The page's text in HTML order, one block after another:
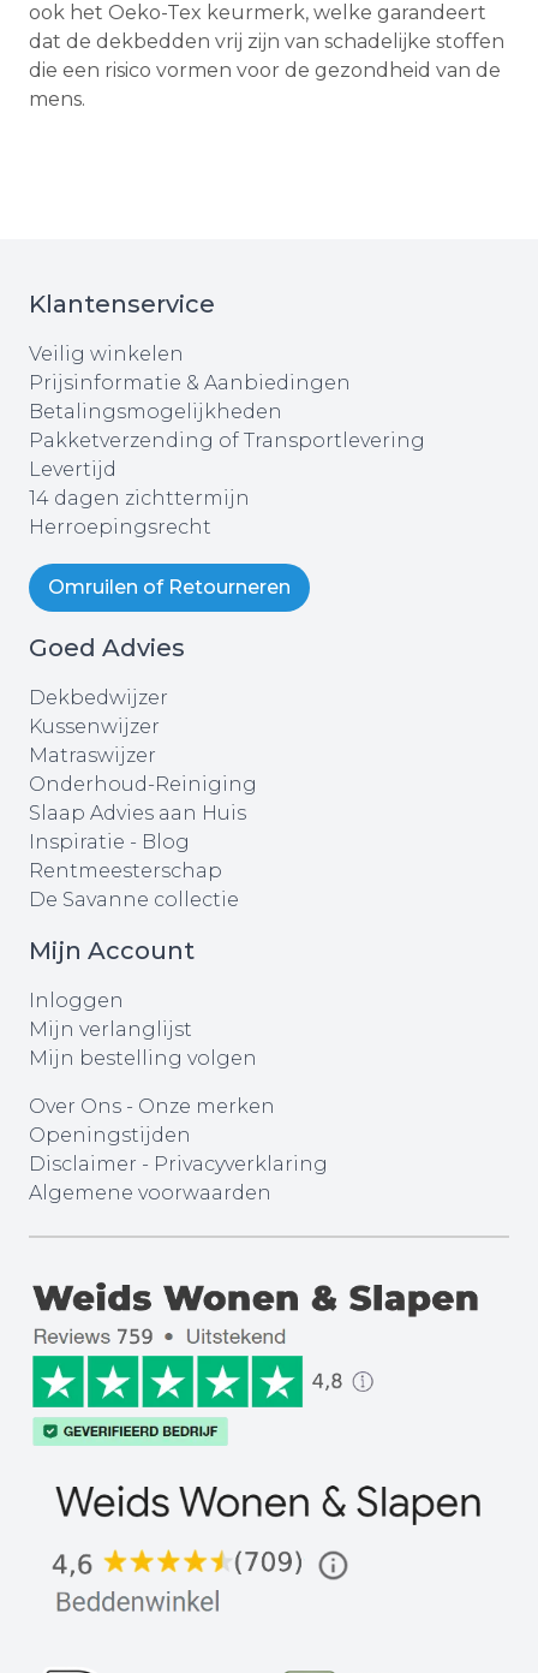
ook het Oeko-Tex keurmerk, welke garandeert
dat de dekbedden vrij zijn van schadelijke stoffen
die een risico vormen voor de gezondheid van de
mens.
Klantenservice
Veilig winkelen
Prijsinformatie & Aanbiedingen
Betalingsmogelijkheden
Pakketverzending of Transportlevering
Levertijd
14 dagen zichttermijn
Herroepingsrecht
Omruilen of Retourneren
Goed Advies
Dekbedwijzer
Kussenwijzer
Matraswijzer
Onderhoud-Reiniging
Slaap Advies aan Huis
Inspiratie - Blog
Rentmeesterschap
De Savanne collectie
Mijn Account
Inloggen
Mijn verlanglijst
Mijn bestelling volgen
Over Ons - Onze merken
Openingstijden
Disclaimer - Privacyverklaring
Algemene voorwaarden